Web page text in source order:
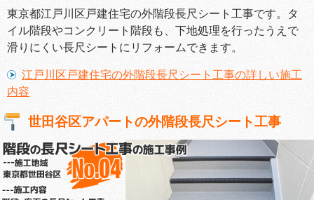
東京都江戸川区戸建住宅の外階段長尺シート工事です。タ
イル階段やコンクリート階段も、下地処理を行ったうえで
滑りにくい長尺シートにリフォームできます。
江戸川区戸建住宅の外階段長尺シート工事の詳しい施工
内容
世田谷区アパートの外階段長尺シート工事